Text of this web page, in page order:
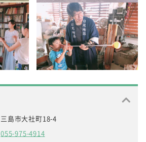
三島市大社町18-4
055-975-4914